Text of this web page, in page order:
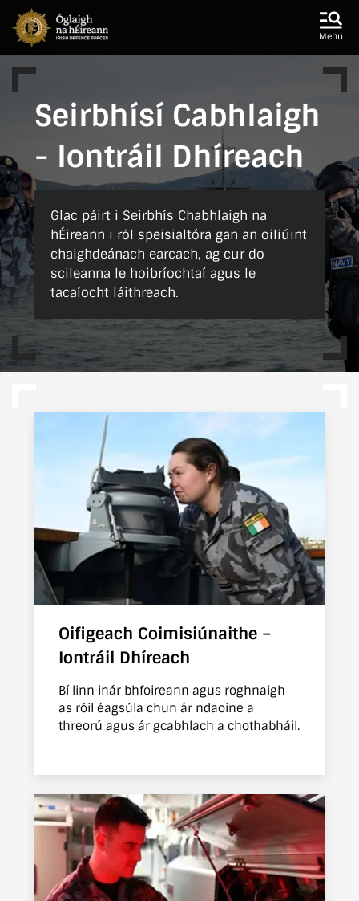
Skip to main content
Menu
Seirbhísí Cabhlaigh
- Iontráil Dhíreach
Glac páirt i Seirbhís Chabhlaigh na
hÉireann i ról speisialtóra gan an oiliúint
chaighdeánach earcach, ag cur do
scileanna le hoibríochtaí agus le
tacaíocht láithreach.
Oifigeach Coimisiúnaithe –
Iontráil Dhíreach
Bí linn inár bhfoireann agus roghnaigh
as róil éagsúla chun ár ndaoine a
threorú agus ár gcabhlach a chothabháil.